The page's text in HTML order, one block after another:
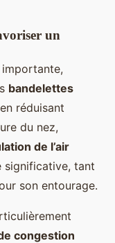
un
bandelettes
réduisant
du nez,
de l’air
significative, tant
son entourage.
congestion